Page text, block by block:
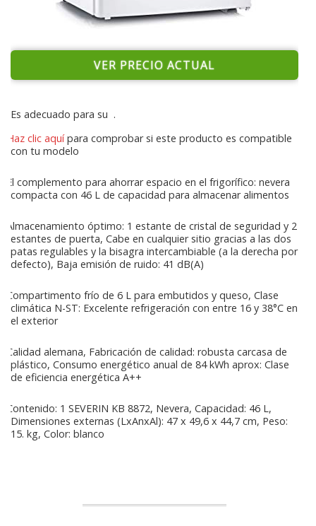
VER PRECIO ACTUAL
Es adecuado para su .
Haz clic aquípara comprobar si este producto es compatible
con tu modelo
El complemento para ahorrar espacio en el frigorífico: nevera
compacta con 46 L de capacidad para almacenar alimentos
Almacenamiento óptimo: 1 estante de cristal de seguridad y 2
estantes de puerta, Cabe en cualquier sitio gracias a las dos
patas regulables y la bisagra intercambiable (a la derecha por
defecto), Baja emisión de ruido: 41 dB(A)
Compartimento frío de 6 L para embutidos y queso, Clase
climática N-ST: Excelente refrigeración con entre 16 y 38°C en
el exterior
Calidad alemana, Fabricación de calidad: robusta carcasa de
plástico, Consumo energético anual de 84 kWh aprox: Clase
de eficiencia energética A++
Contenido: 1 SEVERIN KB 8872, Nevera, Capacidad: 46 L,
Dimensiones externas (LxAnxAl): 47 x 49,6 x 44,7 cm, Peso:
15. kg, Color: blanco